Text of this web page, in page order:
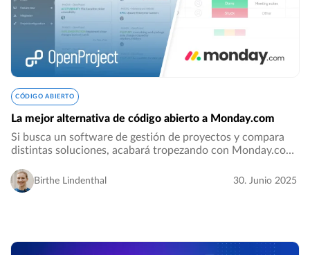
CÓDIGO ABIERTO
La mejor alternativa de código abierto a Monday.com
Si busca un software de gestión de proyectos y compara
distintas soluciones, acabará tropezando con Monday.com.
comparado con el software gratuito de…
Birthe Lindenthal 30. Junio 2025